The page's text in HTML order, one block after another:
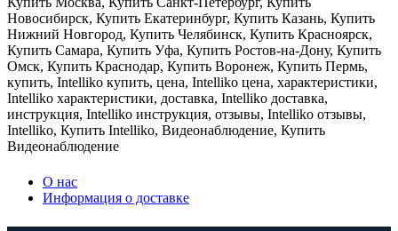
Новосибирск, Купить Екатеринбург, Купить Казань, Купить
Нижний Новгород, Купить Челябинск, Купить Красноярск,
Купить Самара, Купить Уфа, Купить Ростов-на-Дону, Купить
Омск, Купить Краснодар, Купить Воронеж, Купить Пермь,
купить, Intelliko купить, цена, Intelliko цена, характеристики,
Intelliko характеристики, доставка, Intelliko доставка,
инструкция, Intelliko инструкция, отзывы, Intelliko отзывы,
Intelliko, Купить Intelliko, Видеонаблюдение, Купить
Видеонаблюдение
О нас
Информация о доставке